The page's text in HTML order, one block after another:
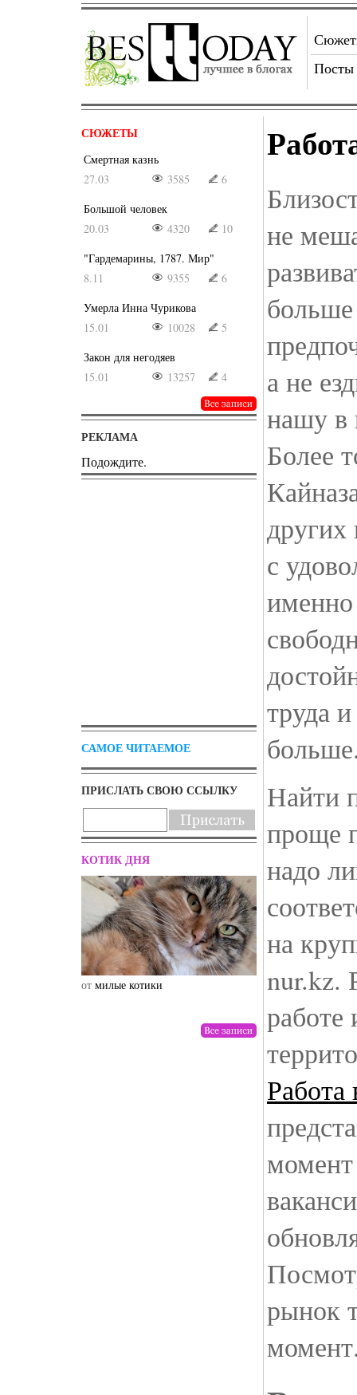
Посты
СЮЖЕТЫ
Смертная казнь
27.03
3585
6
Большой человек
20.03
4320
10
"Гардемарины, 1787. Мир"
8.11
9355
6
Умерла Инна Чурикова
15.01
10028
5
Закон для негодяев
15.01
13257 4
РЕКЛАМА
Подождите.
САМОЕ ЧИТАЕМОЕ
ПРИСЛАТЬ СВОЮ ССЫЛКУ
КОТИК ДНЯ
от милые котики от drunktwi
не
а не
нашу в
Более
других
с
именно
труда
Найти
проще
надо
на
nur.kz.
работе
Работа
рынок